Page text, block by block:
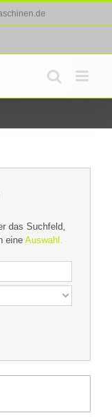
das Suchfeld,
eine Auswahl.